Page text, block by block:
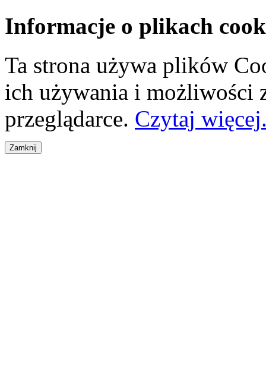
Informacje o plikach
Ta strona używa plików
ich używania i możliwości
przeglądarce. Czytaj